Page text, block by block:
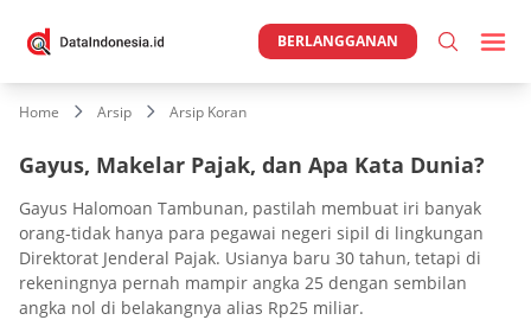
BERLANGGANAN
Home Arsip Arsip Koran
Gayus, Makelar Pajak, dan Apa Kata Dunia?
Gayus Halomoan Tambunan, pastilah membuat iri banyak
orang-tidak hanya para pegawai negeri sipil di lingkungan
Direktorat Jenderal Pajak. Usianya baru 30 tahun, tetapi di
rekeningnya pernah mampir angka 25 dengan sembilan
angka nol di belakangnya alias Rp25 miliar.